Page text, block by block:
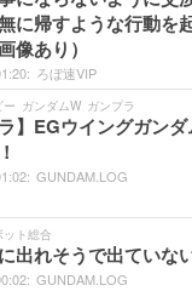
に帰すような行動を
像あり）
20: ろぼ速VIP
ー ガンダムW ガンプラ
ラ】EGウイングガン
02: GUNDAM.LOG
ット総合
出れそうで出ていな
02: GUNDAM.LOG